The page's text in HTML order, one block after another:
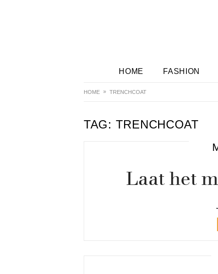
HOME FASHION
HOME TRENCHCOAT
TAG: TRENCHCOAT
Laat het